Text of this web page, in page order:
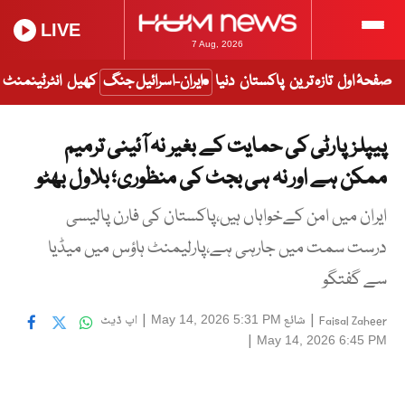
7 Aug, 2026
LIVE
صفحۂ اول تازہ ترین پاکستان دنیا ایران-اسرائیل جنگ کھیل انٹرٹینمنٹ
پیپلزپارٹی کی حمایت کے بغیر نہ آئینی ترمیم
ممکن ہے اور نہ ہی بجٹ کی منظوری؛ بلاول بھٹو
ایران میں امن کےخواہاں ہیں،پاکستان کی فارن پالیسی
درست سمت میں جارہی ہے،پارلیمنٹ ہاؤس میں میڈیا
سے گفتگو
Faisal Zaheer
| شائع May 14, 2026 5:31 PM
| اپ ڈیٹ
May 14, 2026 6:45 PM
|